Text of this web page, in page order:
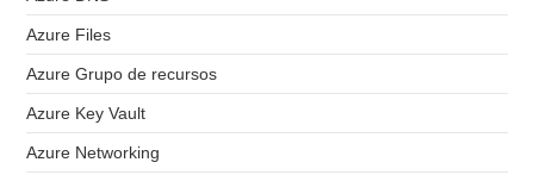
Azure Files
Azure Grupo de recursos
Azure Key Vault
Azure Networking